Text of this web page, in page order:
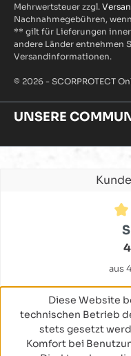
Mehrwertsteuer zzgl.
Nachnahmegebühren,
** gilt für Lieferungen
andere Länder entnehmen
Versandinformationen.
© 2026 - SCORPROTECT
UNSERE
Durchschnittliche
aus
Diese Website
technischen Betrieb
stets gesetzt
Komfort bei